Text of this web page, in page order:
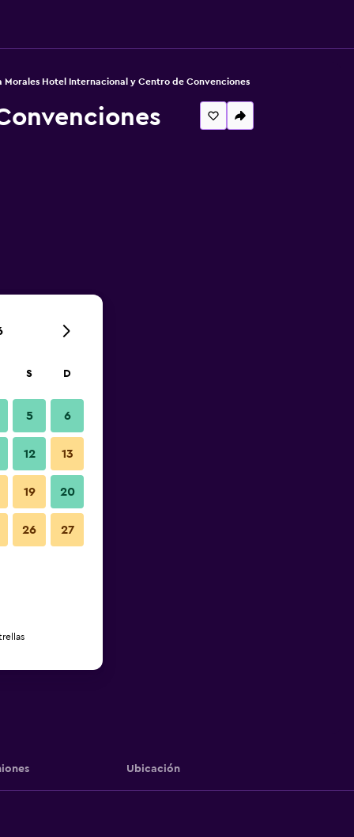
Morales Hotel Internacional y Centro de Convenciones
Ubicación
S D
5 6
12 13
19 20
26 27